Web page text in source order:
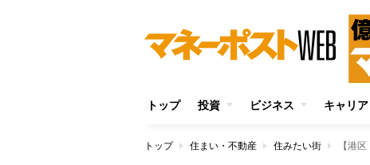
トップ 投資 ビジネス キャリア
トップ 住まい・不動産 住みたい街